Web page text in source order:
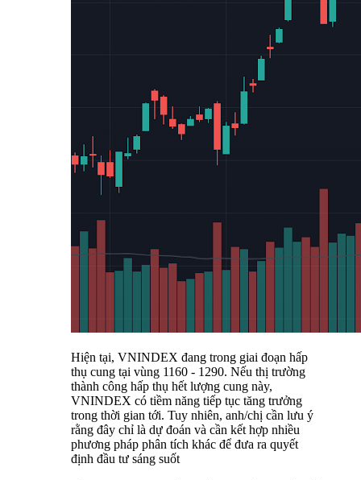
Hiện tại, VNINDEX đang trong giai đoạn hấp
thụ cung tại vùng 1160 - 1290. Nếu thị trường
thành công hấp thụ hết lượng cung này,
VNINDEX có tiềm năng tiếp tục tăng trưởng
trong thời gian tới. Tuy nhiên, anh/chị cần lưu ý
rằng đây chỉ là dự đoán và cần kết hợp nhiều
phương pháp phân tích khác để đưa ra quyết
định đầu tư sáng suốt